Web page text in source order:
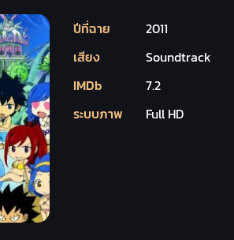
ปีที่ฉาย
2011
เสียง
Soundtrack
IMDb
7.2
ระบบภาพ
Full HD